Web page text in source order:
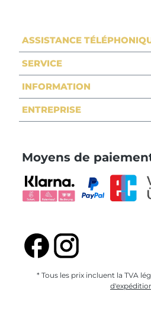
ASSISTANCE
SERVICE
INFORMATION
ENTREPRISE
Moyens de
* Tous les prix incluent la TVA